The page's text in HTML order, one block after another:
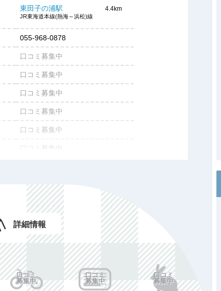
東田子の浦駅 4.4km
JR東海道本線(熱海～浜松)線
055-968-0878
口コミ募集中
口コミ募集中
口コミ募集中
口コミ募集中
口コミ募集中
口コミ募集中
口コミ募集中
口コミ募集中
設情報を投稿する
詳細情報
口コミ
募集中
口コミ
募集中
口コミ
募集中